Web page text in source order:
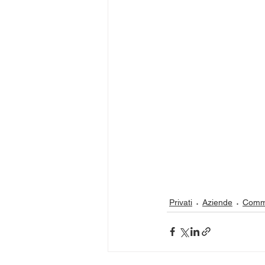
Privati Aziende